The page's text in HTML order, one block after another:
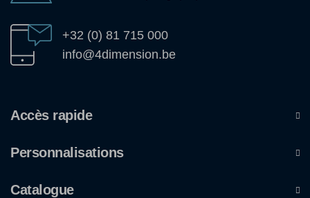
+32 (0) 81 715 000
info@4dimension.be
Accès rapide
Personnalisations
Catalogue